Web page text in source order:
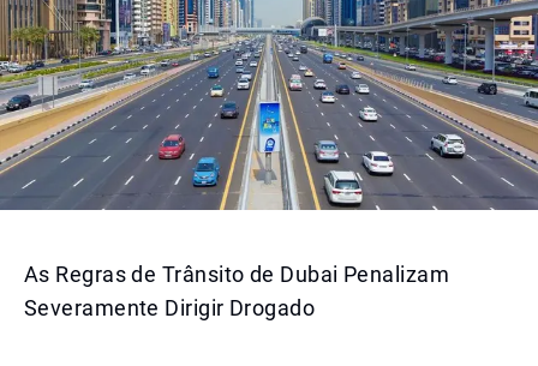
As Regras de Trânsito de Dubai Penalizam
Severamente Dirigir Drogado